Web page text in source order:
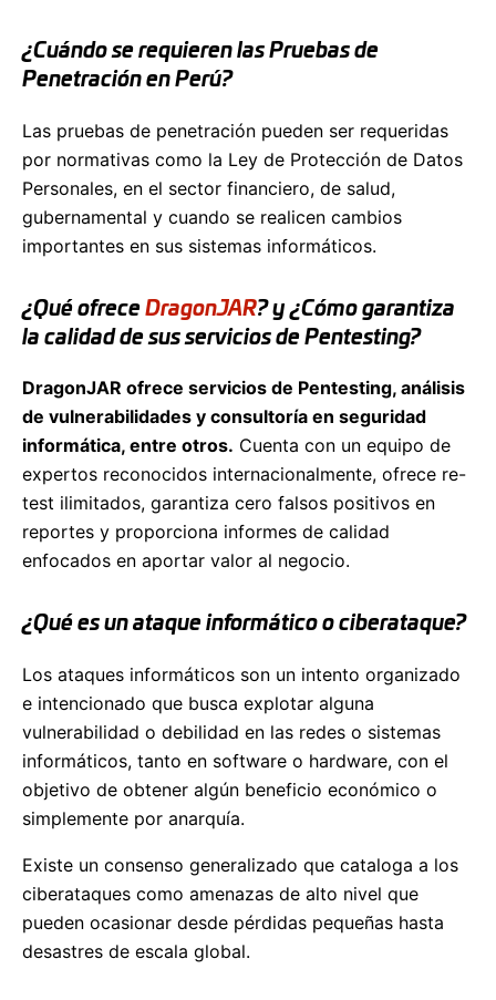
¿Cuándo se requieren las Pruebas de
Penetración en Perú?
Las pruebas de penetración pueden ser requeridas
por normativas como la Ley de Protección de Datos
Personales, en el sector financiero, de salud,
gubernamental y cuando se realicen cambios
importantes en sus sistemas informáticos.
¿Qué ofrece DragonJAR? y ¿Cómo garantiza
la calidad de sus servicios de Pentesting?
DragonJAR ofrece servicios de Pentesting, análisis
de vulnerabilidades y consultoría en seguridad
informática, entre otros. Cuenta con un equipo de
expertos reconocidos internacionalmente, ofrece re-
test ilimitados, garantiza cero falsos positivos en
reportes y proporciona informes de calidad
enfocados en aportar valor al negocio.
¿Qué es un ataque informático o ciberataque?
Los ataques informáticos son un intento organizado
e intencionado que busca explotar alguna
vulnerabilidad o debilidad en las redes o sistemas
informáticos, tanto en software o hardware, con el
objetivo de obtener algún beneficio económico o
simplemente por anarquía.
Existe un consenso generalizado que cataloga a los
ciberataques como amenazas de alto nivel que
pueden ocasionar desde pérdidas pequeñas hasta
desastres de escala global.